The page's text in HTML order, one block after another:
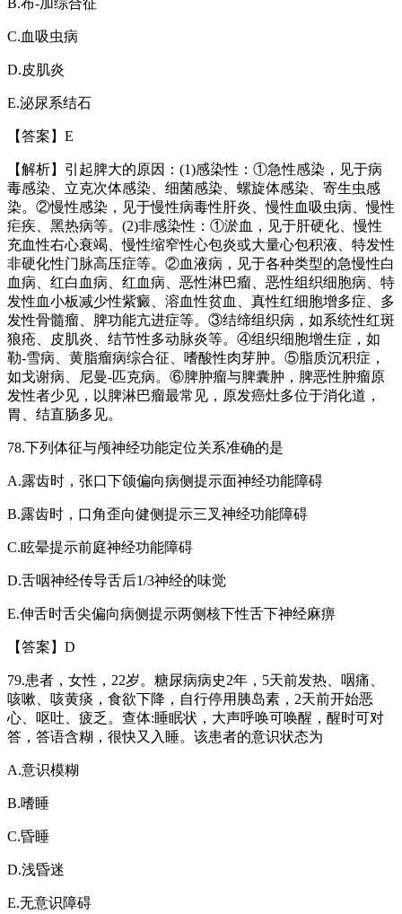
C.血吸虫病
D.皮肌炎
E.泌尿系结石
【答案】 E
【解析】引起脾大的原因： (1)感染性：①急性感染，见于病
毒感染、立克次体感染、细菌感染、螺旋体感染、寄生虫感
染。②慢性感染，见于慢性病毒性肝炎、慢性血吸虫病、慢性
疟疾、黑热病等。 (2)非感染性：①淤血，见于肝硬化、慢性
充血性右心衰竭、慢性缩窄性心包炎或大量心包积液、特发性
非硬化性门脉高压症等。②血液病，见于各种类型的急慢性白
血病、红白血病、红血病、恶性淋巴瘤、恶性组织细胞病、特
发性血小板减少性紫癜、溶血性贫血、真性红细胞增多症、多
发性骨髓瘤、脾功能亢进症等。③结缔组织病，如系统性红斑
狼疮、皮肌炎、结节性多动脉炎等。④组织细胞增生症，如
勒-雪病、黄脂瘤病综合征、嗜酸性肉芽肿。⑤脂质沉积症，
如戈谢病、尼曼-匹克病。⑥脾肿瘤与脾囊肿，脾恶性肿瘤原
发性者少见，以脾淋巴瘤最常见，原发癌灶多位于消化道，
胃、结直肠多见。
78.下列体征与颅神经功能定位关系准确的是
A.露齿时，张口下颌偏向病侧提示面神经功能障碍
B.露齿时，口角歪向健侧提示三叉神经功能障碍
C.眩晕提示前庭神经功能障碍
D.舌咽神经传导舌后1/3神经的味觉
E.伸舌时舌尖偏向病侧提示两侧核下性舌下神经麻痹
【答案】 D
79.患者，女性， 22岁。糖尿病病史2年， 5天前发热、咽痛、
咳嗽、咳黄痰，食欲下降，自行停用胰岛素， 2天前开始恶
心、呕吐、疲乏。查体:睡眠状，大声呼唤可唤醒，醒时可对
答，答语含糊，很快又入睡。该患者的意识状态为
A.意识模糊
B.嗜睡
C.昏睡
D.浅昏迷
E.无意识障碍